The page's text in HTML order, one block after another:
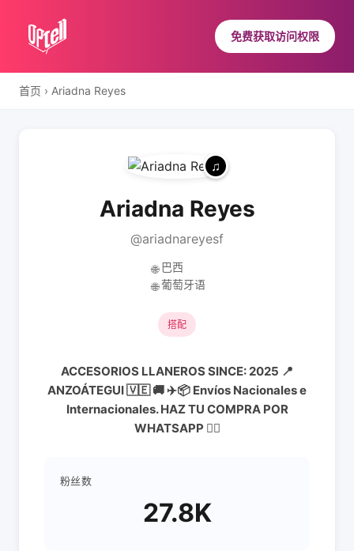
免费获取访问权限
首页 › Ariadna Reyes
Ariadna Reyes
@ariadnareyesf
🌐 巴西
🌐 葡萄牙语
搭配
ACCESORIOS LLANEROS SINCE: 2025 📍
ANZOÁTEGUI 🇻🇪 🚚 ✈️📦 Envíos Nacionales e
Internacionales. HAZ TU COMPRA POR
WHATSAPP 👇🏻
粉丝数
27.8K